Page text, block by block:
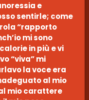
e
sentirle; come
“rapporto
mi sono
in più e vi
“viva” mi
la voce era
al mio
mio carattere